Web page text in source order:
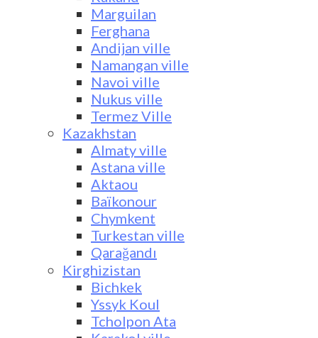
Marguilan
Ferghana
Andijan ville
Namangan ville
Navoi ville
Nukus ville
Termez Ville
Kazakhstan
Almaty ville
Astana ville
Aktaou
Baïkonour
Chymkent
Turkestan ville
Qarağandı
Kirghizistan
Bichkek
Yssyk Koul
Tcholpon Ata